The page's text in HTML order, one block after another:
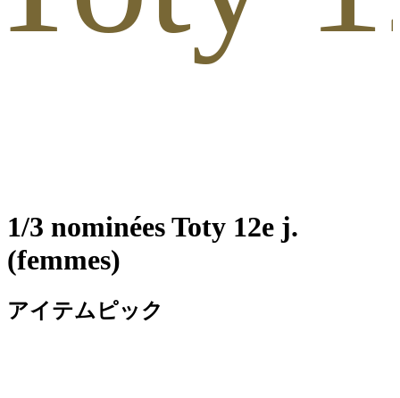
1/3 nominées Toty 12e j.
(femmes)
アイテムピック